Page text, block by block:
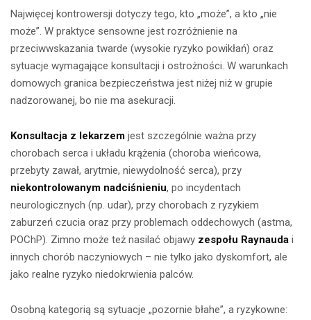
Najwięcej kontrowersji dotyczy tego, kto „może”, a kto „nie
może”. W praktyce sensowne jest rozróżnienie na
przeciwwskazania twarde (wysokie ryzyko powikłań) oraz
sytuacje wymagające konsultacji i ostrożności. W warunkach
domowych granica bezpieczeństwa jest niżej niż w grupie
nadzorowanej, bo nie ma asekuracji.
Konsultacja z lekarzem jest szczególnie ważna przy
chorobach serca i układu krążenia (choroba wieńcowa,
przebyty zawał, arytmie, niewydolność serca), przy
niekontrolowanym nadciśnieniu, po incydentach
neurologicznych (np. udar), przy chorobach z ryzykiem
zaburzeń czucia oraz przy problemach oddechowych (astma,
POChP). Zimno może też nasilać objawy zespołu Raynauda i
innych chorób naczyniowych – nie tylko jako dyskomfort, ale
jako realne ryzyko niedokrwienia palców.
Osobną kategorią są sytuacje „pozornie błahe”, a ryzykowne: